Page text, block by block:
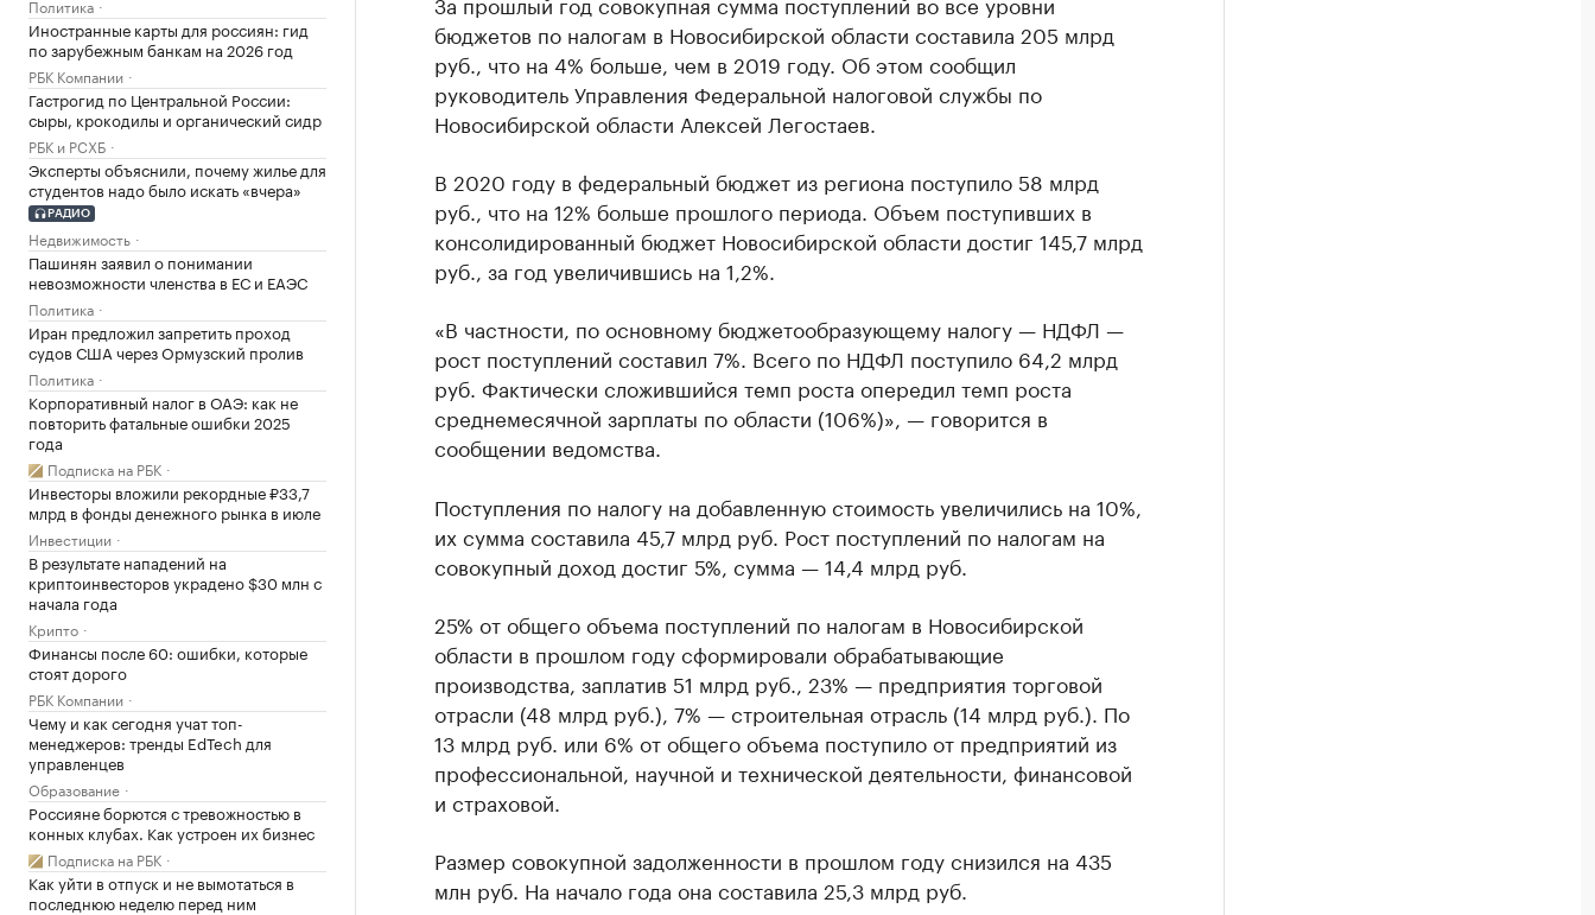
Политика
Иностранные карты для россиян: гид
по зарубежным банкам на 2026 год
РБК Компании
Гастрогид по Центральной России:
сыры, крокодилы и органический сидр
РБК и РСХБ
Эксперты объяснили, почему жилье для
студентов надо было искать «вчера»
РАДИО
Недвижимость
Пашинян заявил о понимании
невозможности членства в ЕС и ЕАЭС
Политика
Иран предложил запретить проход
судов США через Ормузский пролив
Политика
Корпоративный налог в ОАЭ: как не
повторить фатальные ошибки 2025
года
Подписка на РБК
Инвесторы вложили рекордные ₽33,7
млрд в фонды денежного рынка в июле
Инвестиции
В результате нападений на
криптоинвесторов украдено $30 млн с
начала года
Крипто
Финансы после 60: ошибки, которые
стоят дорого
РБК Компании
Чему и как сегодня учат топ-
менеджеров: тренды EdTech для
управленцев
Образование
Россияне борются с тревожностью в
конных клубах. Как устроен их бизнес
Подписка на РБК
Как уйти в отпуск и не вымотаться в
последнюю неделю перед ним
бюджетов по налогам в Новосибирской области составила 205 млрд
руб., что на 4% больше, чем в 2019 году. Об этом сообщил
руководитель Управления Федеральной налоговой службы по
Новосибирской области Алексей Легостаев.
В 2020 году в федеральный бюджет из региона поступило 58 млрд
руб., что на 12% больше прошлого периода. Объем поступивших в
консолидированный бюджет Новосибирской области достиг 145,7 млрд
руб., за год увеличившись на 1,2%.
«В частности, по основному бюджетообразующему налогу — НДФЛ —
рост поступлений составил 7%. Всего по НДФЛ поступило 64,2 млрд
руб. Фактически сложившийся темп роста опередил темп роста
среднемесячной зарплаты по области (106%)», — говорится в
сообщении ведомства.
Поступления по налогу на добавленную стоимость увеличились на 10%,
их сумма составила 45,7 млрд руб. Рост поступлений по налогам на
совокупный доход достиг 5%, сумма — 14,4 млрд руб.
25% от общего объема поступлений по налогам в Новосибирской
области в прошлом году сформировали обрабатывающие
производства, заплатив 51 млрд руб., 23% — предприятия торговой
отрасли (48 млрд руб.), 7% — строительная отрасль (14 млрд руб.). По
13 млрд руб. или 6% от общего объема поступило от предприятий из
профессиональной, научной и технической деятельности, финансовой
и страховой.
Размер совокупной задолженности в прошлом году снизился на 435
млн руб. На начало года она составила 25,3 млрд руб.